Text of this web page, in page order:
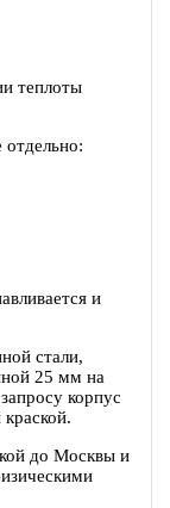
теплоты
и
стали,
25 мм на
корпус
до Москвы и